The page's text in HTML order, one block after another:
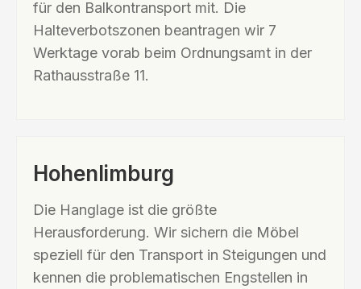
für den Balkontransport mit. Die
Halteverbotszonen beantragen wir 7
Werktage vorab beim Ordnungsamt in der
Rathausstraße 11.
Hohenlimburg
Die Hanglage ist die größte
Herausforderung. Wir sichern die Möbel
speziell für den Transport in Steigungen und
kennen die problematischen Engstellen in